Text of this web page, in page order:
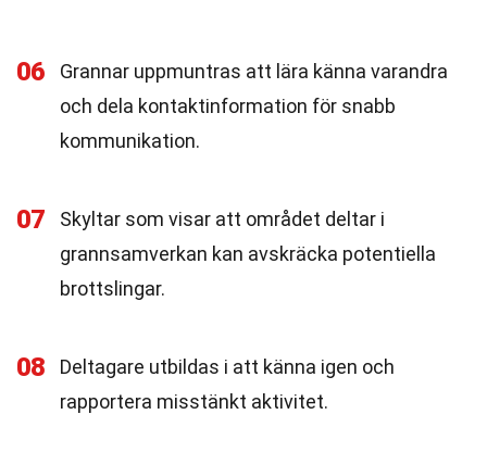
06
Grannar uppmuntras att lära känna varandra
och dela kontaktinformation för snabb
kommunikation.
07
Skyltar som visar att området deltar i
grannsamverkan kan avskräcka potentiella
brottslingar.
08
Deltagare utbildas i att känna igen och
rapportera misstänkt aktivitet.